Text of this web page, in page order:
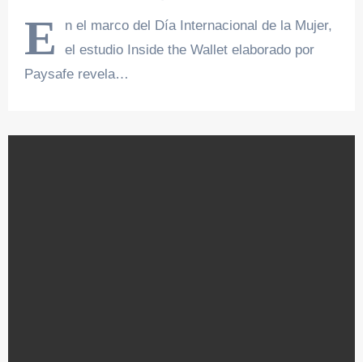
E
n el marco del Día Internacional de la Mujer,
el estudio Inside the Wallet elaborado por
Paysafe revela…